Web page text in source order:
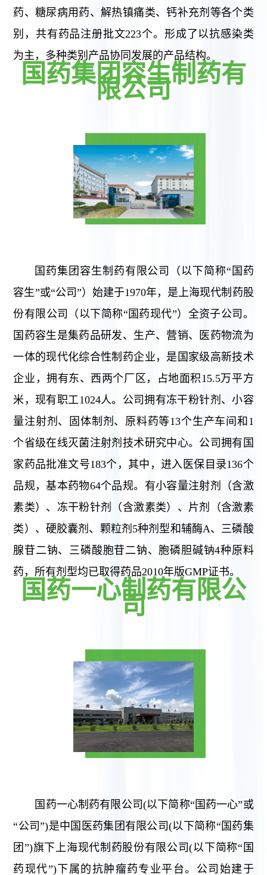
药、糖尿病用药、解热镇痛类、钙补充剂等各个类
别，共有药品注册批文223个。形成了以抗感染类
为主，多种类别产品协同发展的产品结构。
国药集团容生制药有
限公司
国药集团容生制药有限公司（以下简称“国药
容生”或“公司”）始建于1970年，是上海现代制药股
份有限公司（以下简称“国药现代”）全资子公司。
国药容生是集药品研发、生产、营销、医药物流为
一体的现代化综合性制药企业，是国家级高新技术
企业，拥有东、西两个厂区，占地面积15.5万平方
米，现有职工1024人。公司拥有冻干粉针剂、小容
量注射剂、固体制剂、原料药等13个生产车间和1
个省级在线灭菌注射剂技术研究中心。公司拥有国
家药品批准文号183个，其中，进入医保目录136个
品规，基本药物64个品规。有小容量注射剂（含激
素类）、冻干粉针剂（含激素类）、片剂（含激素
类）、硬胶囊剂、颗粒剂5种剂型和辅酶A、三磷酸
腺苷二钠、三磷酸胞苷二钠、胞磷胆碱钠4种原料
药，所有剂型均已取得药品2010年版GMP证书。
国药一心制药有限公
司
国药一心制药有限公司(以下简称“国药一心”或
“公司”)是中国医药集团有限公司(以下简称“国药集
团”)旗下上海现代制药股份有限公司(以下简称“国
药现代”)下属的抗肿瘤药专业平台。公司始建于